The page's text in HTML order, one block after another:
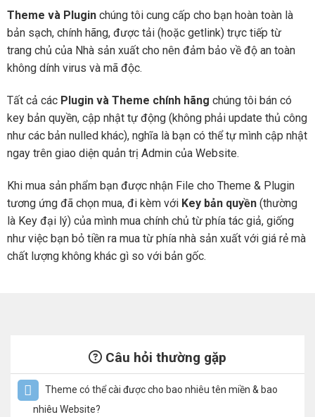
Theme và Plugin chúng tôi cung cấp cho bạn hoàn toàn là
bản sạch, chính hãng, được tải (hoặc getlink) trực tiếp từ
trang chủ của Nhà sản xuất cho nên đảm bảo về độ an toàn
không dính virus và mã độc.
Tất cả các Plugin và Theme chính hãng chúng tôi bán có
key bản quyền, cập nhật tự động (không phải update thủ công
như các bản nulled khác), nghĩa là bạn có thể tự mình cập nhật
ngay trên giao diện quản trị Admin của Website.
Khi mua sản phẩm bạn được nhận File cho Theme & Plugin
tương ứng đã chọn mua, đi kèm với Key bản quyền (thường
là Key đại lý) của mình mua chính chủ từ phía tác giả, giống
như việc bạn bỏ tiền ra mua từ phía nhà sản xuất với giá rẻ mà
chất lượng không khác gì so với bản gốc.
Câu hỏi thường gặp
Theme có thể cài được cho bao nhiêu tên miền & bao
nhiêu Website?